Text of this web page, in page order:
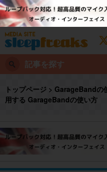
記事を探す
トップページ > GarageBandの
用する GarageBandの使い方